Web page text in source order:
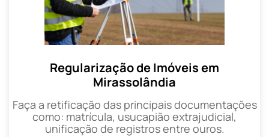
Regularização de Imóveis em
Mirassolândia
Faça a retificação das principais documentações
como: matrícula, usucapião extrajudicial,
unificação de registros entre ouros.